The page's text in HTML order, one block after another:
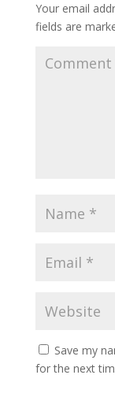
Your email
fields are
Save my
for the next